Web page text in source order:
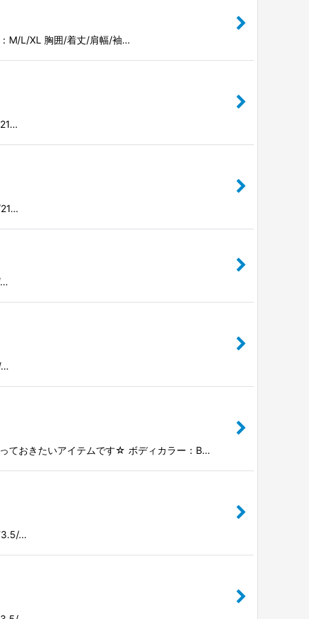
M/L/XL 胸囲/着丈/肩幅/袖…
…
…
ておきたいアイテムです☆ ボディカラー：B…
…